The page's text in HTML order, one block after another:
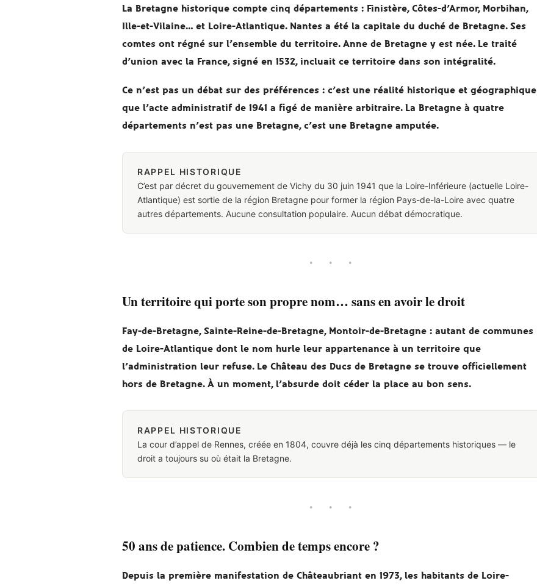
La Bretagne historique compte cinq départements : Finistère, Côtes-d’Armor, Morbihan,
Ille-et-Vilaine… et Loire-Atlantique. Nantes a été la capitale du duché de Bretagne. Ses
comtes ont régné sur l’ensemble du territoire. Anne de Bretagne y est née. Le traité
d’union avec la France, signé en 1532, incluait ce territoire dans son intégralité.
Ce n’est pas un débat sur des préférences : c’est une réalité historique et géographique
que l’acte administratif de 1941 a figé de manière arbitraire. La Bretagne à quatre
départements n’est pas une Bretagne, c’est une Bretagne amputée.
RAPPEL HISTORIQUE
C’est par décret du gouvernement de Vichy du 30 juin 1941 que la Loire-Inférieure (actuelle Loire-
Atlantique) est sortie de la région Bretagne pour former la région Pays-de-la-Loire avec quatre
autres départements. Aucune consultation populaire. Aucun débat démocratique.
· · ·
Un territoire qui porte son propre nom… sans en avoir le droit
Fay-de-Bretagne, Sainte-Reine-de-Bretagne, Montoir-de-Bretagne : autant de communes
de Loire-Atlantique dont le nom hurle leur appartenance à un territoire que
l’administration leur refuse. Le Château des Ducs de Bretagne se trouve officiellement
hors de Bretagne. À un moment, l’absurde doit céder la place au bon sens.
RAPPEL HISTORIQUE
La cour d’appel de Rennes, créée en 1804, couvre déjà les cinq départements historiques — le
droit a toujours su où était la Bretagne.
· · ·
50 ans de patience. Combien de temps encore ?
Depuis la première manifestation de Châteaubriant en 1973, les habitants de Loire-